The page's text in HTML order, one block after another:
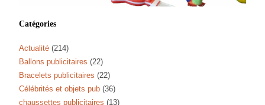
Catégories
Actualité (214)
Ballons publicitaires (22)
Bracelets publicitaires (22)
Célébrités et objets pub (36)
chaussettes publicitaires (13)